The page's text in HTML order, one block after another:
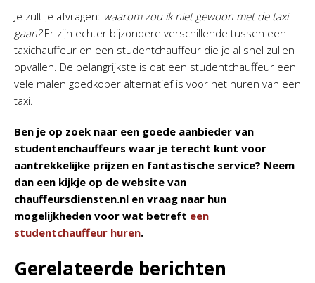
Je zult je afvragen: waarom zou ik niet gewoon met de taxi
gaan?Er zijn echter bijzondere verschillende tussen een
taxichauffeur en een studentchauffeur die je al snel zullen
opvallen. De belangrijkste is dat een studentchauffeur een
vele malen goedkoper alternatief is voor het huren van een
taxi.
Ben je op zoek naar een goede aanbieder van
studentenchauffeurs waar je terecht kunt voor
aantrekkelijke prijzen en fantastische service? Neem
dan een kijkje op de website van
chauffeursdiensten.nl en vraag naar hun
mogelijkheden voor wat betreft een
studentchauffeur huren.
Gerelateerde berichten